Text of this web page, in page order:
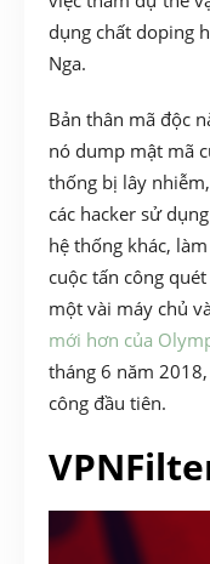
dụng chất doping
Nga.
Bản thân mã độc
nó dump mật mã
thống bị lây
các hacker sử
hệ thống khác,
cuộc tấn công
một vài máy chủ
mới hơn của
tháng 6 năm
công đầu tiên.